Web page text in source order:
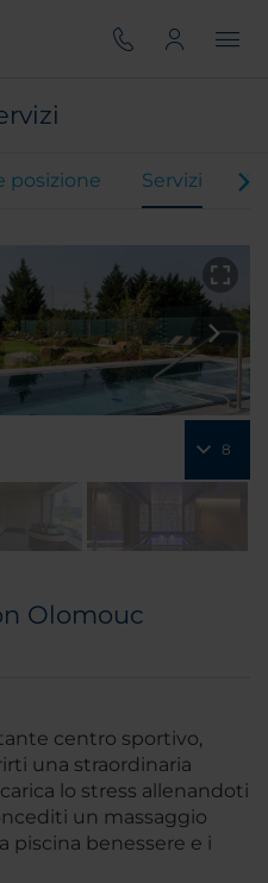
posizione Servizi
8
Olomouc
centro sportivo,
una straordinaria
lo stress allenandoti
un massaggio
piscina benessere e i